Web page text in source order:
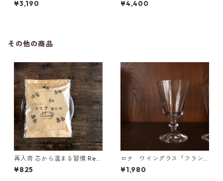
いアミのセット
¥3,190 ¥4,400
その他の商品
再入荷 芯から温まる習慣 Reli
shオリジナル やさしい香
り よもぎ湯の素
¥825
ロナ ワイングラス「フラン
ス」 8オンス
¥1,980